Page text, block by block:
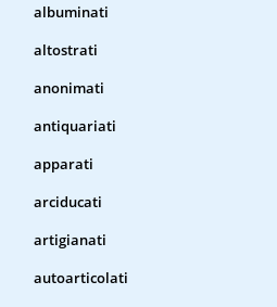
albuminati
altostrati
anonimati
antiquariati
apparati
arciducati
artigianati
autoarticolati